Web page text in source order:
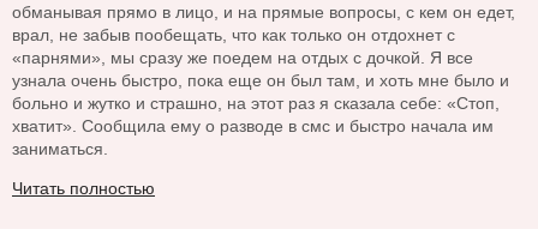
обманывая прямо в лицо, и на прямые вопросы, с кем он едет,
врал, не забыв пообещать, что как только он отдохнет с
«парнями», мы сразу же поедем на отдых с дочкой. Я все
узнала очень быстро, пока еще он был там, и хоть мне было и
больно и жутко и страшно, на этот раз я сказала себе: «Стоп,
хватит». Сообщила ему о разводе в смс и быстро начала им
заниматься.
Читать полностью